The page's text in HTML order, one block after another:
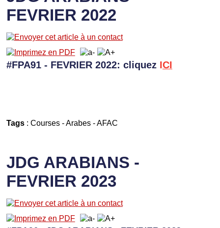
FEVRIER 2022
#FPA91 - FEVRIER 2022: cliquez ICI
Tags: Courses-Arabes-AFAC
JDG ARABIANS -
FEVRIER 2023